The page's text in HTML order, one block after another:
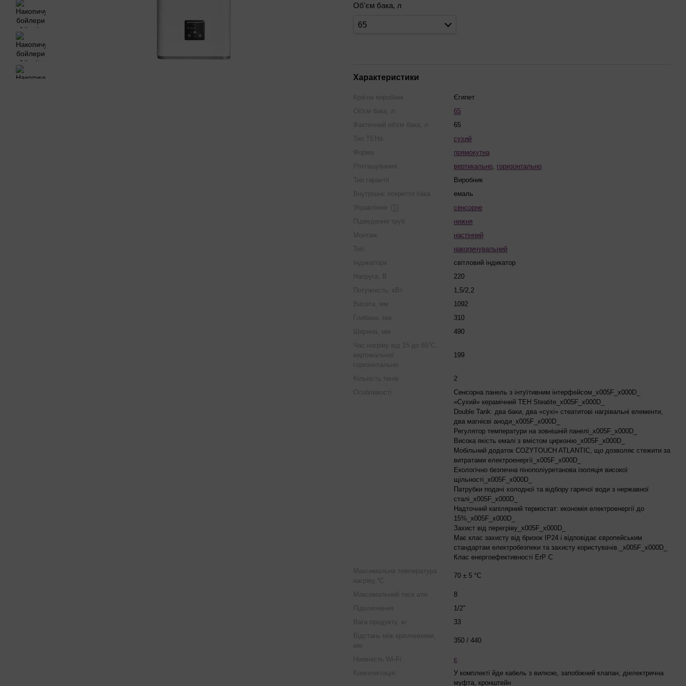
Об'єм бака, л
65
Характеристики
Країна виробник
Єгипет
Об'єм бака, л
65
Фактичний об'єм бака, л
65
Тип ТЕНа
сухий
Форма
прямокутна
Розташування
вертикально, горизонтально
Тип гарантії
Виробник
Внутрішнє покриття бака
емаль
Управління
сенсорне
Підведення труб
нижня
Монтаж
настінний
Тип
накопичувальний
Індикатори
світловий індикатор
Напруга, В
220
Потужність, кВт
1,5/2,2
Висота, мм
1092
Глибина, мм
310
Ширина, мм
490
Час нагріву від 15 до 65°С,
вертикально/
горизонтально
199
Кількість тенів
2
Особливості
Сенсорна панель з інтуїтивним інтерфейсом_x005F_x000D_
«Сухий» керамічний ТЕН Steatite_x005F_x000D_
Double Tank: два баки, два «сухі» стеатитові нагрівальні елементи,
два магнієві аноди_x005F_x000D_
Регулятор температури на зовнішній панелі_x005F_x000D_
Висока якість емалі з вмістом цирконію_x005F_x000D_
Мобільний додаток COZYTOUCH ATLANTIC, що дозволяє стежити за
витратами електроенергії_x005F_x000D_
Екологічно безпечна пінополіуретанова ізоляція високої
щільності_x005F_x000D_
Патрубки подачі холодної та відбору гарячої води з нержавної
сталі_x005F_x000D_
Надточний капілярний термостат: економія електроенергії до
15%_x005F_x000D_
Захист від перегріву_x005F_x000D_
Має клас захисту від бризок IP24 і відповідає європейським
стандартам електробезпеки та захисту користувачів._x005F_x000D_
Клас енергоефективності ErP С
Максимальна температура
нагріву,°С
70 ± 5 °C
Максимальний тиск атм.
8
Підключення
1/2"
Вага продукту, кг
33
Відстань між кріпленнями,
мм
350 / 440
Наявність Wi-Fi
є
Комплектація
У комплекті йде кабель з вилкою, запобіжний клапан, діелектрична
муфта, кронштейн